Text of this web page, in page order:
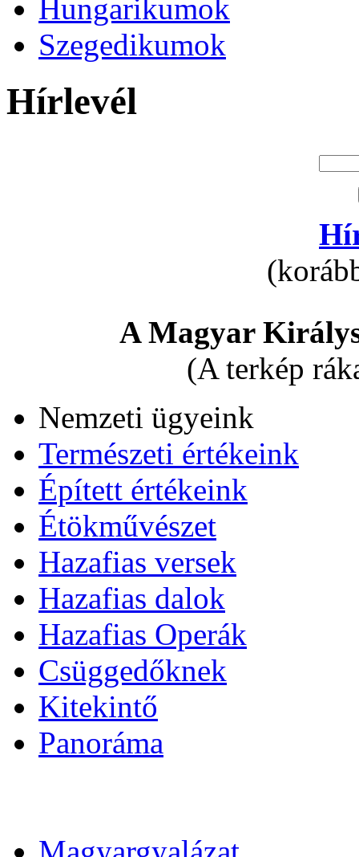
Hungarikumok
Szegedikumok
Hírlevél
A Magyar
(A terkép
Nemzeti ügyeink
Természeti értékeink
Épített értékeink
Étökművészet
Hazafias versek
Hazafias dalok
Hazafias Operák
Csüggedőknek
Kitekintő
Panoráma